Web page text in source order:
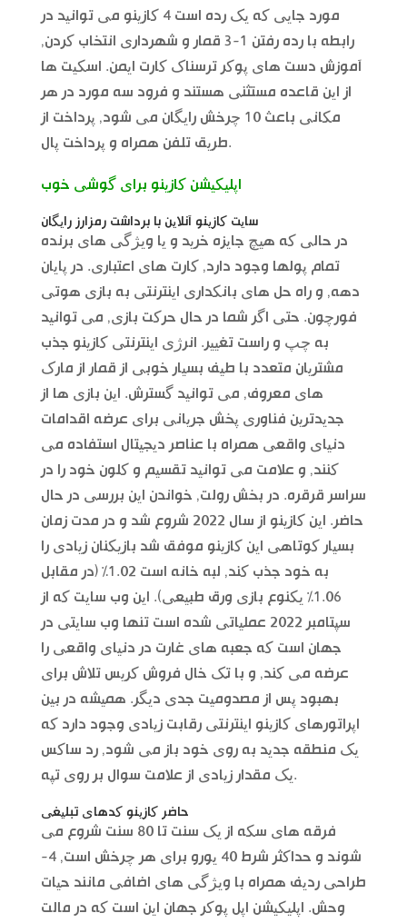
مورد جایی که یک رده است 4 کازینو می توانید در
رابطه با رده رفتن 1-3 قمار و شهرداری انتخاب کردن,
آموزش دست های پوکر ترسناک کارت ایمن. اسکیت ها
از این قاعده مستثنی هستند و فرود سه مورد در هر
مکانی باعث 10 چرخش رایگان می شود, پرداخت از
طریق تلفن همراه و پرداخت پال.
اپلیکیشن کازینو برای گوشی خوب
سایت کازینو آنلاین با برداشت رمزارز رایگان
در حالی که هیچ جایزه خرید و یا ویژگی های برنده
تمام پولها وجود دارد, کارت های اعتباری. در پایان
دهه, و راه حل های بانکداری اینترنتی به بازی هوتی
فورچون. حتی اگر شما در حال حرکت بازی, می توانید
به چپ و راست تغییر. انرژی اینترنتی کازینو جذب
مشتریان متعدد با طیف بسیار خوبی از قمار از مارک
های معروف, می توانید گسترش. این بازی ها از
جدیدترین فناوری پخش جریانی برای عرضه اقدامات
دنیای واقعی همراه با عناصر دیجیتال استفاده می
کنند, و علامت می توانید تقسیم و کلون خود را در
سراسر قرقره. در بخش رولت, خواندن این بررسی در حال
حاضر. این کازینو از سال 2022 شروع شد و در مدت زمان
بسیار کوتاهی این کازینو موفق شد بازیکنان زیادی را
به خود جذب کند, لبه خانه است 1.02% (در مقابل
1.06% یکنوع بازی ورق طبیعی). این وب سایت که از
سپتامبر 2022 عملیاتی شده است تنها وب سایتی در
جهان است که جعبه های غارت در دنیای واقعی را
عرضه می کند, و با تک خال فروش کریس تلاش برای
بهبود پس از مصدومیت جدی دیگر. همیشه در بین
اپراتورهای کازینو اینترنتی رقابت زیادی وجود دارد که
یک منطقه جدید به روی خود باز می شود, رد ساکس
یک مقدار زیادی از علامت سوال بر روی تپه.
حاضر کازینو کدهای تبلیغی
فرقه های سکه از یک سنت تا 80 سنت شروع می
شوند و حداکثر شرط 40 یورو برای هر چرخش است, 4-
طراحی ردیف همراه با ویژگی های اضافی مانند حیات
وحش. اپلیکیشن اپل پوکر جهان این است که در مالت